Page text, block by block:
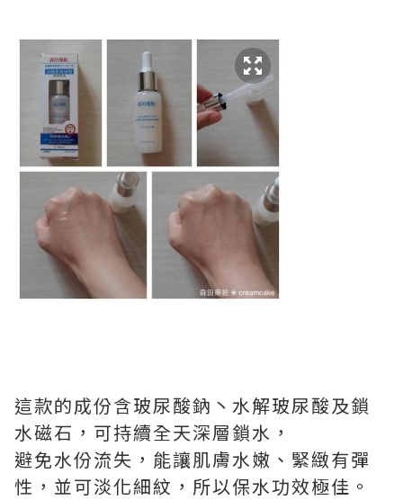
這款的成份含玻尿酸鈉丶水解玻尿酸及鎖
水磁石，可持續全天深層鎖水，
避免水份流失，能讓肌膚水嫩、緊緻有彈
性，並可淡化細紋，所以保水功效極佳。